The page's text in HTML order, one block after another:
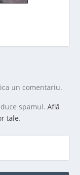
un comentariu.
spamul.Află
tale.